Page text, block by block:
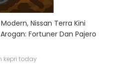
Nissan Terra Kini
Fortuner Dan Pajero
kepri today